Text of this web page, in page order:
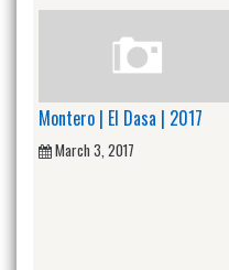
Montero | El Dasa | 2017
March 3, 2017